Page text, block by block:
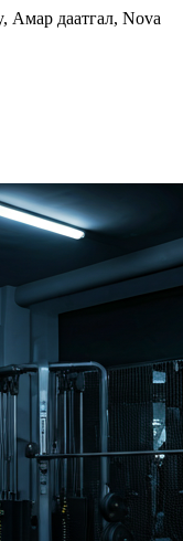
Амар даатгал, Nova